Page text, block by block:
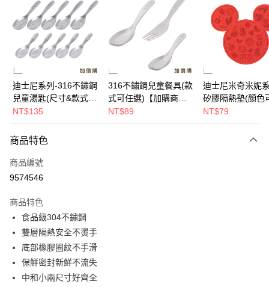
LINE Pay
Apple Pay
街口支付
悠遊付
Google Pay
相關說明
1.本服務由台灣大哥大提供，台灣大哥大用戶可立即使用無須另外申請。
2.付款方式選擇「大哥付你分期」，訂單成立後會自動跳轉到大哥付的交易
3.實際核准額度、可分期數及費用金額請依後續交易確認頁面所載為準。
4.訂單成立30分鐘內，如未前往確認交易或遇審核未通過，訂單將自動取
消。如遇「轉專審核」未通過狀況，表示未達大哥付你分期系統評分，恕無
法說明評估內容。
【繳款方式說明】
1.分期款項不併入電信帳單，「大哥付你分期」於每月結算日後寄送繳費提
醒簡訊。
2.透過簡訊連結打開帳單後，可選擇「超商條碼／台灣大直營門市／銀行轉
AFTEE先享後付
相關說明
AFTEE先享後付是「在收到商品之後才付款」的支付方式。 讓您購物簡單
便利好安心！
１．簡單：不需註冊會員、不需綁卡、不需儲值。
２．便利：只要手機號碼，簡訊認證，即可結帳。
３．安心：先確認商品／服務後，再付款。
【「AFTEE先享後付」結帳流程】
１．於結帳方式選擇「AFTEE先享後付」後，將跳轉至「AFTEE先享後付」
ATM付款
運送方式
全家取貨付款
每筆NT$80，滿NT$699(含以上)免運費
迪士尼系列-316不鏽鋼
兒童湯匙(尺寸&款式可
任選)【加購商品】
NT$135
316不鏽鋼兒童餐具(款
式可任選)【加購商
品】
NT$89
迪士尼米奇米妮
矽膠隔熱墊(顏色
選)【加購商品】
NT$79
商品特色
商品編號
9574546
商品特色
食品級304不鏽鋼
雙層隔熱安全不燙手
底部橡膠圈紋不手滑
保鮮密封新鮮不流失
中和小兩尺寸好齊全